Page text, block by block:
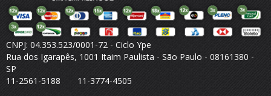
CNPJ: 04.353.523/0001-72 - Ciclo Ype
Rua dos Igarapês, 1001 Itaim Paulista - São Paulo - 08161380 -
SP
11-2561-5188 11-3774-4505